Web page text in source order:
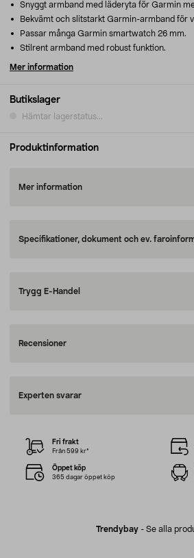
Butikslager
Hämtar lagerstatus...
Snyggt armband med läderyta för Garmin
Bekvämt och slitstarkt Garmin-armband för
Passar många Garmin smartwatch 26 mm.
Stilrent armband med robust funktion.
Mer information
Produktinformation
Mer information
Specifikationer, dokument och ev.
Trygg E-Handel
Recensioner
Experten svarar
Trendybay- Se alla
Fri frakt
Från 599 kr*
Öppet köp
365 dagar öppet köp